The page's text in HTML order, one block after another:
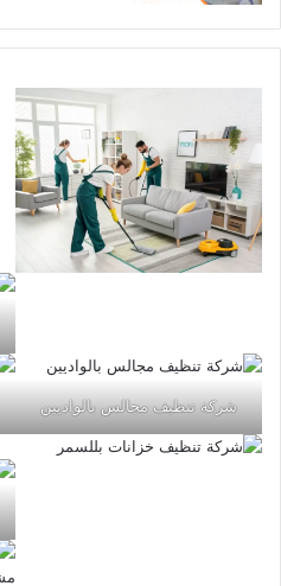
شركة تنظيف مجالس بالواديين